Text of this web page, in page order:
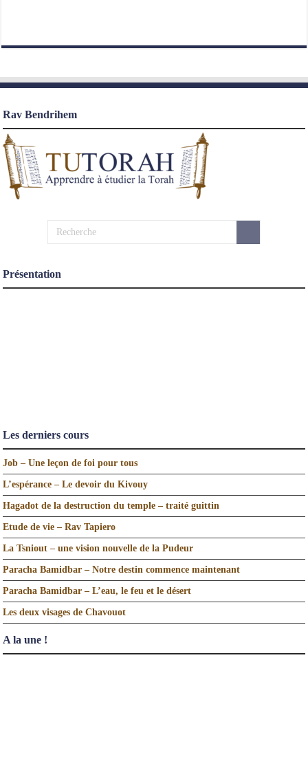
Rav Bendrihem
Présentation
Les derniers cours
Job – Une leçon de foi pour tous
L’espérance – Le devoir du Kivouy
Hagadot de la destruction du temple – traité guittin
Etude de vie – Rav Tapiero
La Tsniout – une vision nouvelle de la Pudeur
Paracha Bamidbar – Notre destin commence maintenant
Paracha Bamidbar – L’eau, le feu et le désert
Les deux visages de Chavouot
A la une !